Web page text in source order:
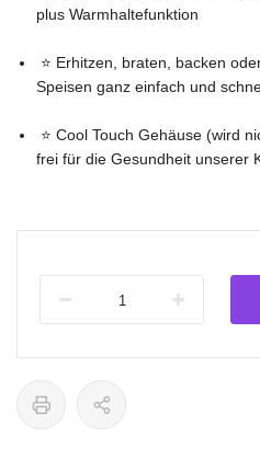
plus Warmhaltefunktion
⭐ Erhitzen, braten, backen
Speisen ganz einfach und
⭐ Cool Touch Gehäuse (wird
frei für die Gesundheit unserer